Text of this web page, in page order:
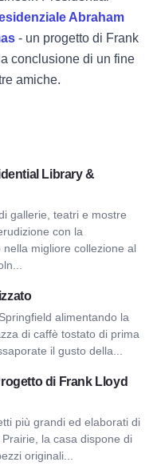
Abraham
- un progetto di Frank
conclusione di un fine
amiche.
Library &
gallerie, teatri e mostre
con la
migliore collezione al
Library & Museum
alimentando la
di caffè tostato di prima
il gusto della...
di Frank Lloyd
più grandi ed elaborati di
la casa dispone di
originali...
Lloyd Wright